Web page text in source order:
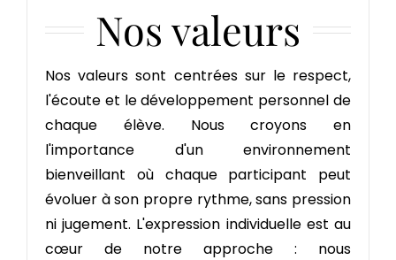
Nos valeurs
Nos valeurs sont centrées sur le respect,
l'écoute et le développement personnel de
chaque élève. Nous croyons en
l'importance d'un environnement
bienveillant où chaque participant peut
évoluer à son propre rythme, sans pression
ni jugement. L'expression individuelle est au
cœur de notre approche : nous